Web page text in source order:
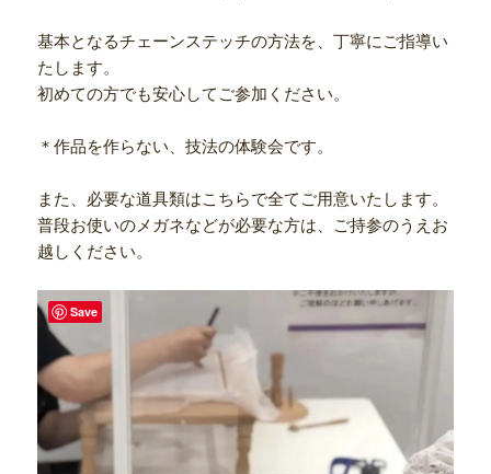
基本となるチェーンステッチの方法を、丁寧にご指導い
たします。
初めての方でも安心してご参加ください。
＊作品を作らない、技法の体験会です。
また、必要な道具類はこちらで全てご用意いたします。
普段お使いのメガネなどが必要な方は、ご持参のうえお
越しください。
Save